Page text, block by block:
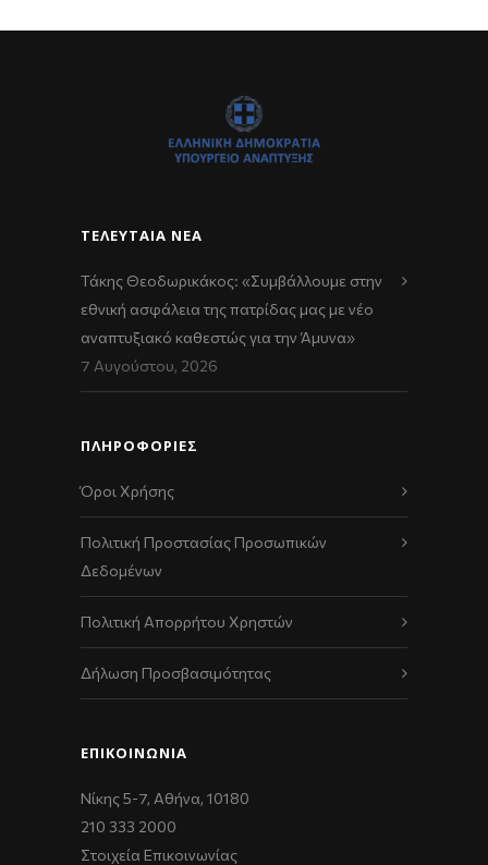
ΤΕΛΕΥΤΑΊΑ ΝΈΑ
Τάκης Θεοδωρικάκος: «Συμβάλλουμε στην
εθνική ασφάλεια της πατρίδας μας με νέο
αναπτυξιακό καθεστώς για την Άμυνα»
7 Αυγούστου, 2026
ΠΛΗΡΟΦΟΡΙΕΣ
Όροι Χρήσης
Πολιτική Προστασίας Προσωπικών
Δεδομένων
Πολιτική Απορρήτου Χρηστών
Δήλωση Προσβασιμότητας
ΕΠΙΚΟΙΝΩΝΊΑ
Νίκης 5-7, Αθήνα, 10180
210 333 2000
Στοιχεία Επικοινωνίας